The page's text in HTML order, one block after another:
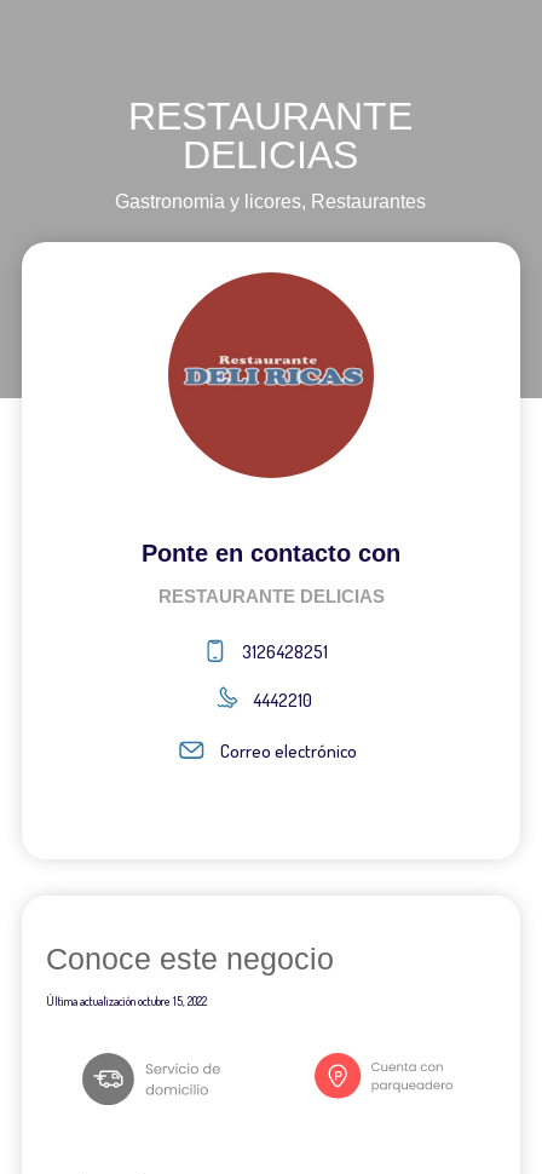
RESTAURANTE
DELICIAS
Gastronomia y licores, Restaurantes
Ponte en contacto con
RESTAURANTE DELICIAS
3126428251
4442210
Correo electrónico
Conoce este negocio
Última actualizaciónoctubre 15, 2022